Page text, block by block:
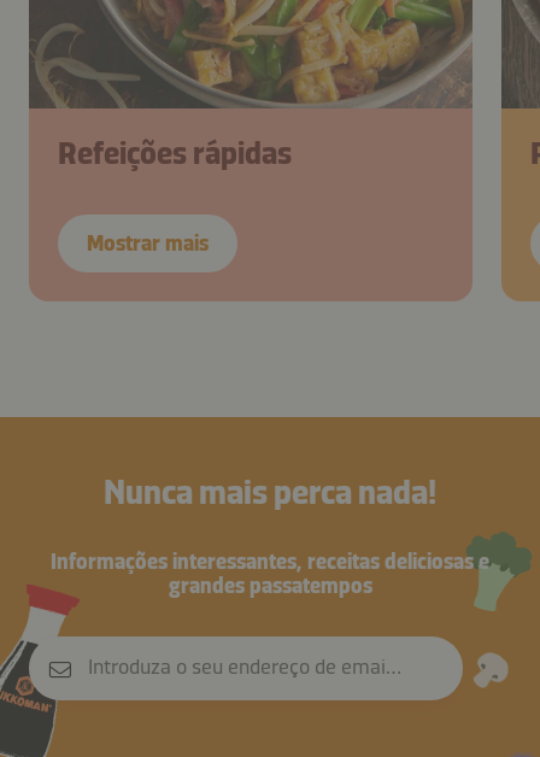
Refeições rápidas
Mostrar mais
Nunca mais perca nada!
Informações interessantes, receitas deliciosas e
grandes passatempos
Introduza o seu endereço de email